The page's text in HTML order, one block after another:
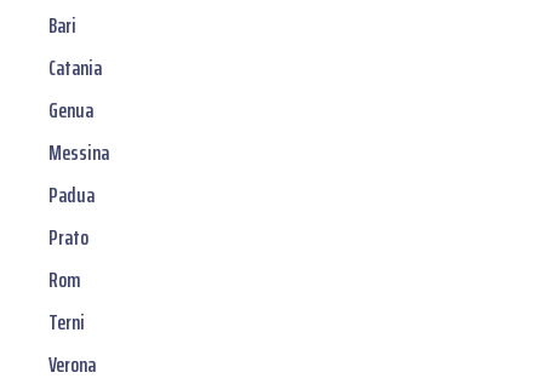
Bari
Catania
Genua
Messina
Padua
Prato
Rom
Terni
Verona